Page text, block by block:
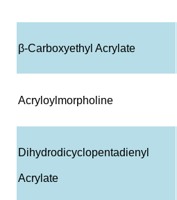
β-Carboxyethyl Acrylate
Acryloylmorpholine
Dihydrodicyclopentadienyl
Acrylate